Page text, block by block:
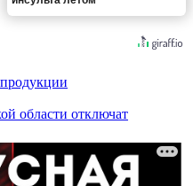
области отключат